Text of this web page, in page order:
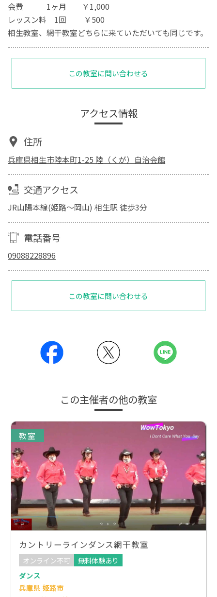
会費 1ヶ月 ￥1,000
レッスン料 1回 ￥500
相生教室、網干教室どちらに来ていただいても同じです。
この教室に問い合わせる
アクセス情報
住所
兵庫県相生市陸本町1-25 陸（くが）自治会館
交通アクセス
JR山陽本線(姫路～岡山) 相生駅 徒歩3分
電話番号
09088228896
この教室に問い合わせる
この主催者の他の教室
教室
カントリーラインダンス網干教室
オンライン不可
無料体験あり
ダンス
兵庫県 姫路市